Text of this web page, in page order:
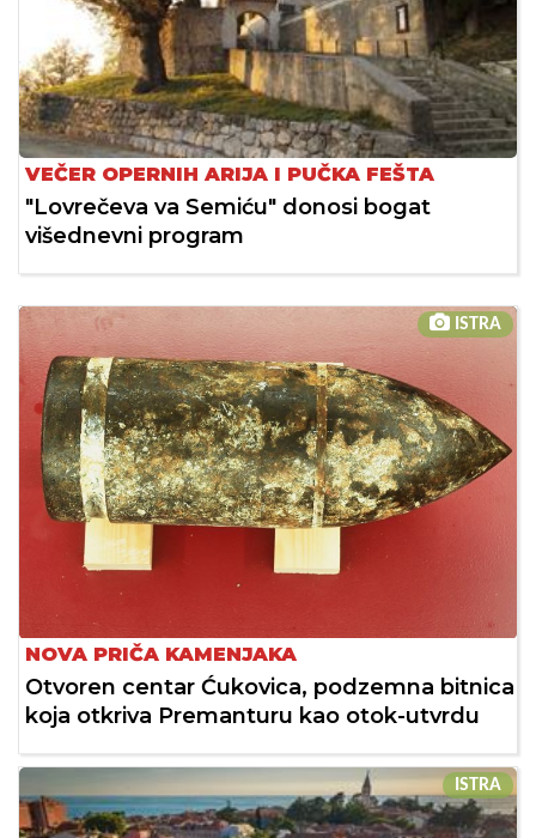
VEČER OPERNIH ARIJA I PUČKA FEŠTA
"Lovrečeva va Semiću" donosi bogat
višednevni program
ISTRA
NOVA PRIČA KAMENJAKA
Otvoren centar Ćukovica, podzemna bitnica
koja otkriva Premanturu kao otok-utvrdu
ISTRA